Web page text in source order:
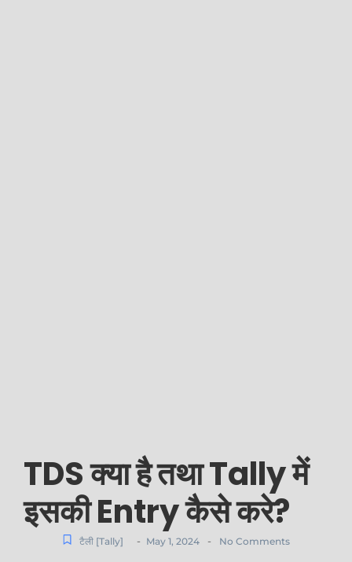
TDS क्या है तथा Tally में
इसकी Entry कैसे करे?
टैली [Tally] - May 1, 2024 - No Comments